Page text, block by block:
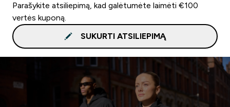
Parašykite atsiliepimą, kad galėtumėte laimėti €100
vertės kuponą.
SUKURTI ATSILIEPIMĄ